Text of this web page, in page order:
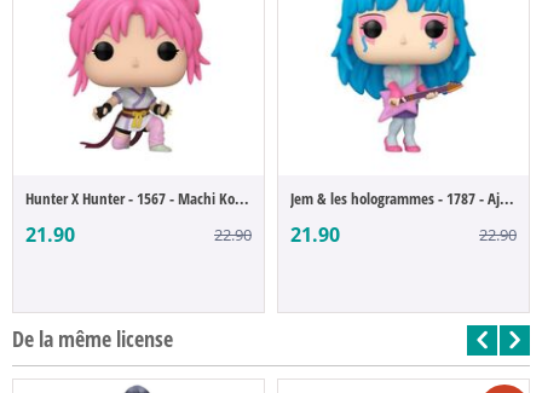
Hunter X Hunter - 1567 - Machi Komacine (...
21.90 22.90
Jem & les hologrammes - 1787 - Aja Leith ...
21.90 22.90
De la même license